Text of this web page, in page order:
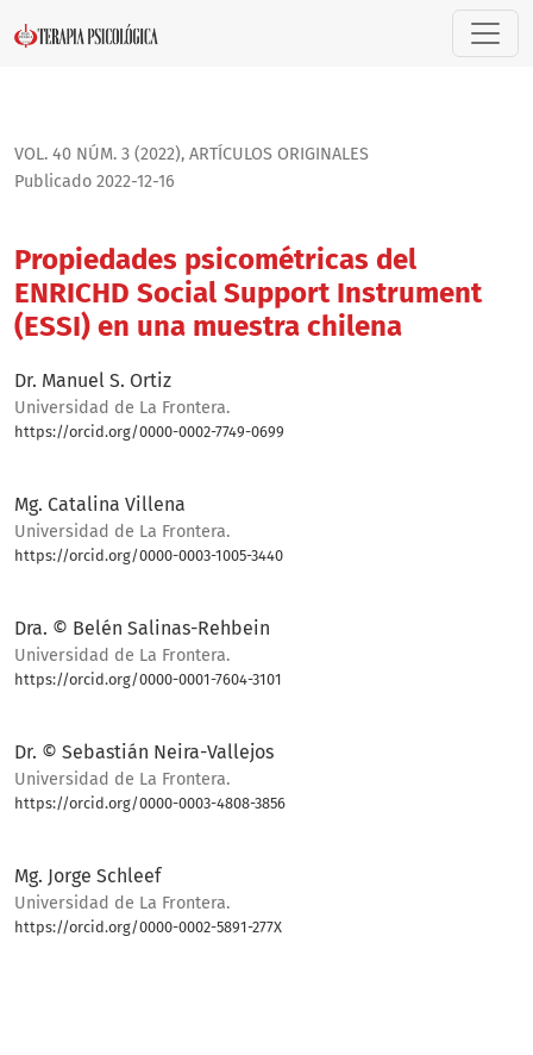
Propiedades psicométricas del ENRICHD Social Support
VOL. 40 NÚM. 3 (2022), ARTÍ­CULOS ORIGINALES
Propiedades psicométricas del
ENRICHD Social Support Instrument
(ESSI) en una muestra chilena
Publicado 2022-12-16
Dr. Manuel S. Ortiz
Universidad de La Frontera.
https://orcid.org/0000-0002-7749-0699
Mg. Catalina Villena
Universidad de La Frontera.
https://orcid.org/0000-0003-1005-3440
Dra. © Belén Salinas-Rehbein
Universidad de La Frontera.
https://orcid.org/0000-0001-7604-3101
Dr. © Sebastián Neira-Vallejos
Universidad de La Frontera.
https://orcid.org/0000-0003-4808-3856
Mg. Jorge Schleef
Universidad de La Frontera.
https://orcid.org/0000-0002-5891-277X